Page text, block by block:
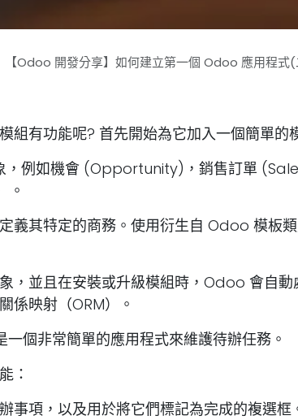
【Odoo 開發分享】如何建立第一個 Odoo 應用程式
組有功能呢? 首先開始為它加入一個簡單的
，例如機會 (Opportunity)，銷售訂單
。
義其特定的商務。使用衍生自 Odoo 模板
，並且在安裝或升級模組時，Odoo 會自
係映射（ORM）。
個非常簡單的應用程式來維護待辦任務。
：
事項，以及用於將它們標記為完成的複選框